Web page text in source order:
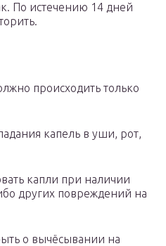
По истечению 14 дней
происходить только
капель в уши, рот,
капли при наличии
других повреждений на
о вычёсывании на